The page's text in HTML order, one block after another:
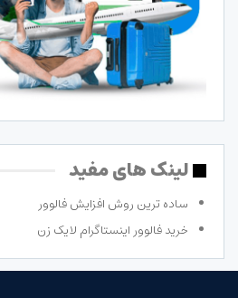
لینک های مفید
ساده ترین روش افزایش فالوور
خرید فالوور اینستاگرام لایک زن